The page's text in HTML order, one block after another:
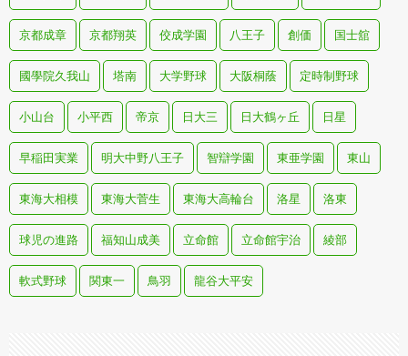
京都成章 京都翔英 佼成学園 八王子 創価 国士舘
國學院久我山 塔南 大学野球 大阪桐蔭 定時制野球
小山台 小平西 帝京 日大三 日大鶴ヶ丘 日星
早稲田実業 明大中野八王子 智辯学園 東亜学園 東山
東海大相模 東海大菅生 東海大高輪台 洛星 洛東
球児の進路 福知山成美 立命館 立命館宇治 綾部
軟式野球 関東一 鳥羽 龍谷大平安